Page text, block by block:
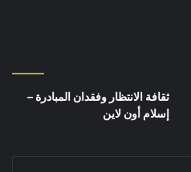
ثقافة الانتظار وفقدان المبادرة –
إسلام أون لاين